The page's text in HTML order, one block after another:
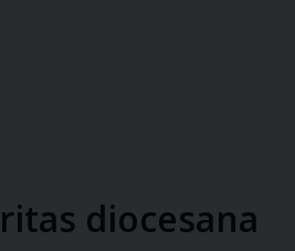
diocesana